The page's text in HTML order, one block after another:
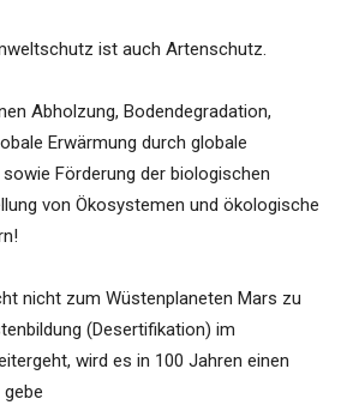
ist auch Artenschutz.
Abholzung, Bodendegradation,
Erwärmung durch globale
Förderung der biologischen
von Ökosystemen und ökologische
nicht zum Wüstenplaneten Mars zu
(Desertifikation) im
wird es in 100 Jahren einen